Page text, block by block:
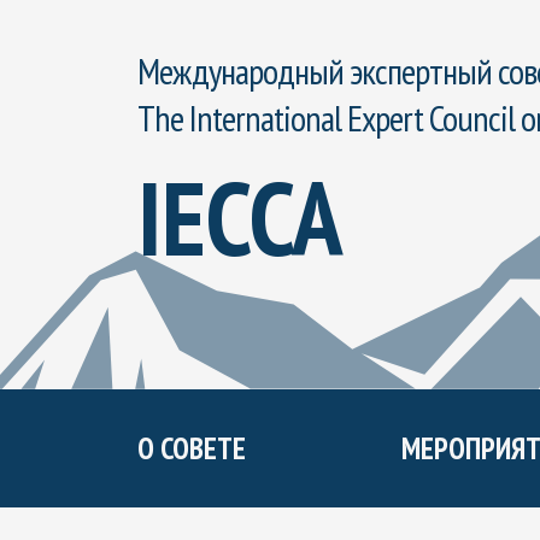
Международный экспертный
The International Expert Council
IECCA
О СОВЕТЕ